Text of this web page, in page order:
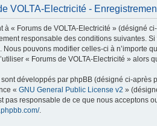
VOLTA-Electricité -
à « Forums de VOLTA-Electricité » (désigné
responsable des conditions suivantes.
Nous pouvons modifier celles-ci à n’importe
« Forums de VOLTA-Electricité »
sont développés par phpBB (désigné ci-après
« GNU General Public License v2 »
pas responsable de ce que nous acceptons
.